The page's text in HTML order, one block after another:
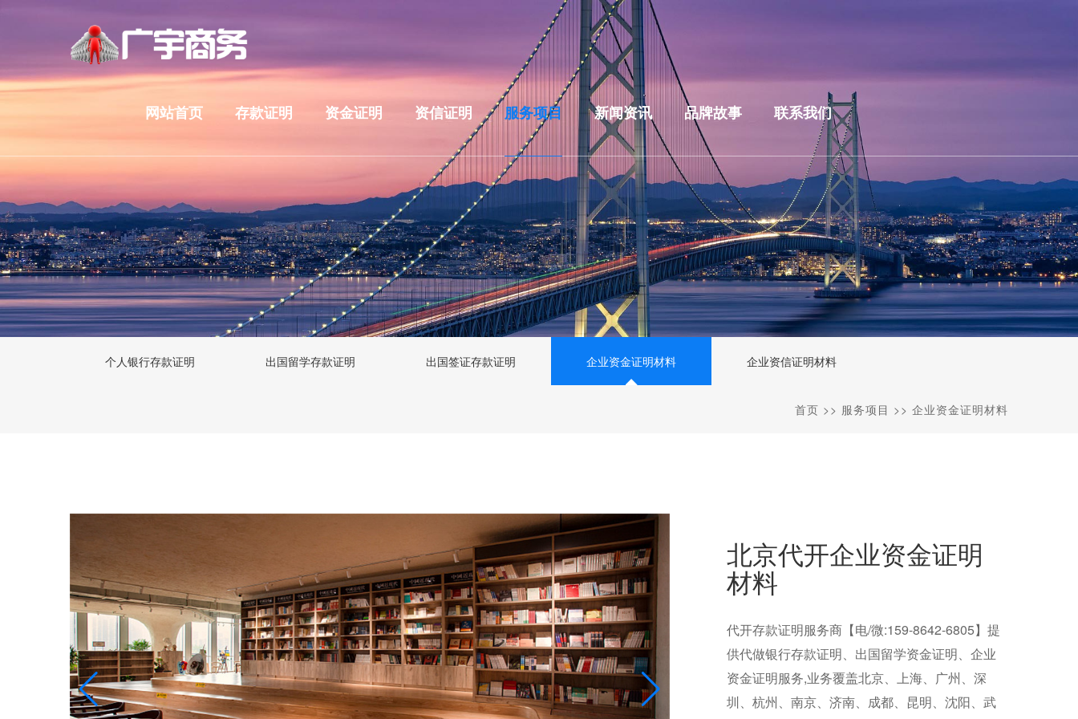
网站首页 存款证明 资金证明 资信证明 服务项目 新闻资讯 品牌故事 联系我们
个人银行存款证明 出国留学存款证明 出国签证存款证明 企业资金证明材料 企业资信证明材料
首页 >> 服务项目 >> 企业资金证明材料
北京代开企业资金证明
材料
代开存款证明服务商【电/微:159-8642-6805】提
供代做银行存款证明、出国留学资金证明、企业
资金证明服务,业务覆盖北京、上海、广州、深
圳、杭州、南京、济南、成都、昆明、沈阳、武